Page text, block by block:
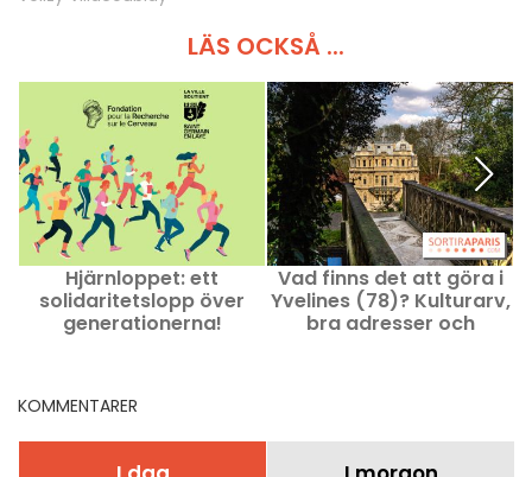
LÄS OCKSÅ ...
Hjärnloppet: ett
solidaritetslopp över
generationerna!
Vad finns det att göra i
Yvelines (78)? Kulturarv,
bra adresser och
KOMMENTARER